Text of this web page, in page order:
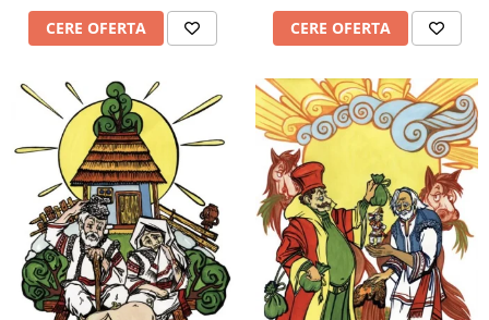
Laptopuri si Accesorii
Accesorii Laptopuri
All in One/PC
All in One
Periferice PC
Conectivitate si Accesorii
Monitoare
Tablete si Accesorii
Imprimante si Multifunctionale
CERE OFERTA CERE OFERTA